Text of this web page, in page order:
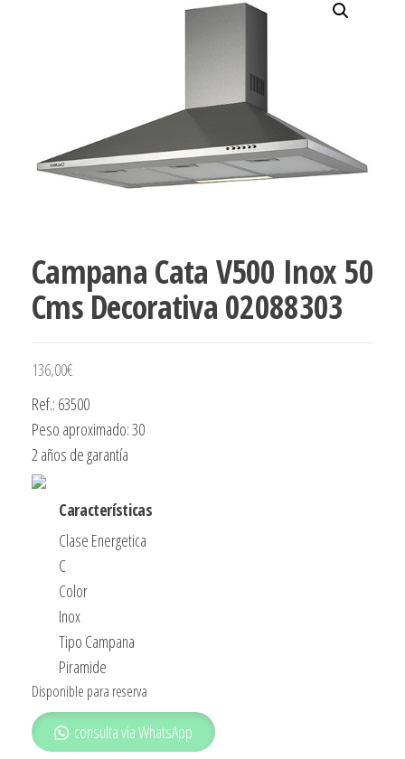
Campana Cata V500 Inox 50
Cms Decorativa 02088303
136,00€
Ref.: 63500
Peso aproximado: 30
2 años de garantía
Características
Clase Energetica
C
Color
Inox
Tipo Campana
Piramide
Disponible para reserva
consulta via WhatsApp